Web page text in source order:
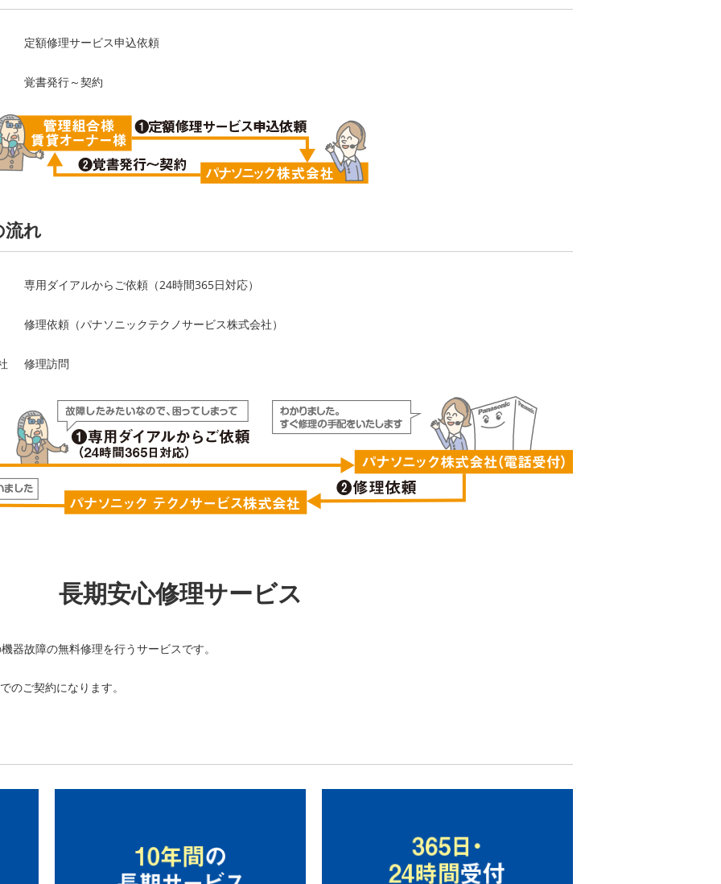
定額修理サービス申込依頼
覚書発行～契約
流れ
専用ダイアルからご依頼（24時間365日対応）
修理依頼（パナソニックテクノサービス株式会社）
修理訪問
長期安心修理サービス
器故障の無料修理を行うサービスです。
のご契約になります。